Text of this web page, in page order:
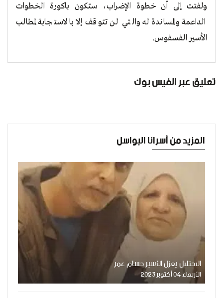
ولفتت إلى أن خطوة الإضراب، ستكون باكورة الخطوات
الداعمة والمساندة له والتي لن تتوقف إلا بالاستجابة لمطالب
الأسير الفسفوس.
تعليق عبر الفيس بوك
المزيد من أسرانا البواسل
الاحتلال يعزل الأسير حسام عمر
الأربعاء 04 أكتوبر 2023